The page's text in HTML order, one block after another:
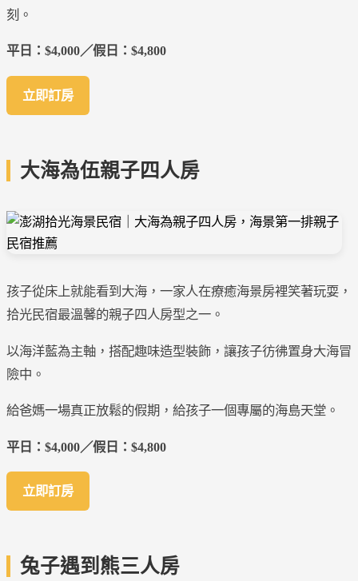
刻。
平日：$4,000／假日：$4,800
立即訂房
大海為伍親子四人房
孩子從床上就能看到大海，一家人在療癒海景房裡笑著玩耍，
拾光民宿最溫馨的親子四人房型之一。
以海洋藍為主軸，搭配趣味造型裝飾，讓孩子彷彿置身大海冒
險中。
給爸媽一場真正放鬆的假期，給孩子一個專屬的海島天堂。
平日：$4,000／假日：$4,800
立即訂房
兔子遇到熊三人房